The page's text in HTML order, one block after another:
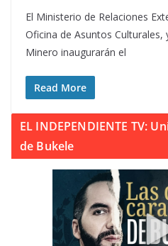
El Ministerio de Relaciones
Oficina de Asuntos Culturales,
Minero inaugurarán el
Read More
EL INDEPENDIENTE TV:
de Bukele